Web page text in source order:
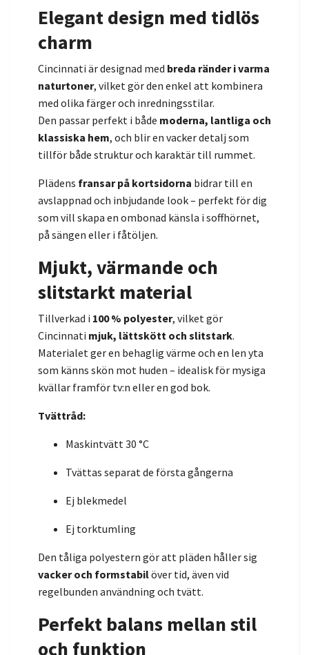
Elegant design med tidlös
charm
Cincinnati är designad med breda ränder i varma
naturtoner, vilket gör den enkel att kombinera
med olika färger och inredningsstilar.
Den passar perfekt i både moderna, lantliga och
klassiska hem, och blir en vacker detalj som
tillför både struktur och karaktär till rummet.
Plädens fransar på kortsidorna bidrar till en
avslappnad och inbjudande look – perfekt för dig
som vill skapa en ombonad känsla i soffhörnet,
på sängen eller i fåtöljen.
Mjukt, värmande och
slitstarkt material
Tillverkad i 100 % polyester, vilket gör
Cincinnati mjuk, lättskött och slitstark.
Materialet ger en behaglig värme och en len yta
som känns skön mot huden – idealisk för mysiga
kvällar framför tv:n eller en god bok.
Tvättråd:
Maskintvätt 30 °C
Tvättas separat de första gångerna
Ej blekmedel
Ej torktumling
Den tåliga polyestern gör att pläden håller sig
vacker och formstabilöver tid, även vid
regelbunden användning och tvätt.
Perfekt balans mellan stil
och funktion